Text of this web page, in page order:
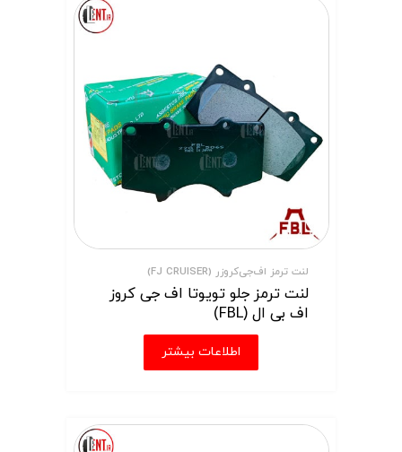
لنت ترمز اف‌جی‌کروزر (FJ CRUISER)
لنت ترمز جلو تویوتا اف جی کروز
اف بی ال (FBL)
اطلاعات بیشتر